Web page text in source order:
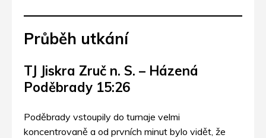
Průběh utkání
TJ Jiskra Zruč n. S. – Házená
Poděbrady 15:26
Poděbrady vstoupily do turnaje velmi
koncentrovaně a od prvních minut bylo vidět, že